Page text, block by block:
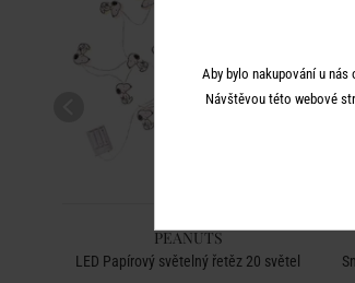
PEANUTS
LED Papírový světelný řetěz 20 světel
Aby bylo nakupování u
Návštěvou této webové